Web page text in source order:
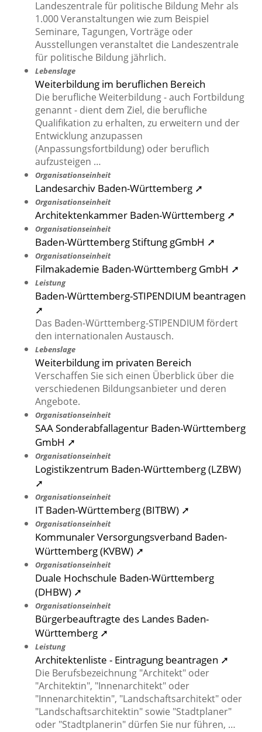
Landeszentrale für politische Bildung Mehr als
1.000 Veranstaltungen wie zum Beispiel
Seminare, Tagungen, Vorträge oder
Ausstellungen veranstaltet die Landeszentrale
für politische Bildung jährlich.
Lebenslage
Weiterbildung im beruflichen Bereich
Die berufliche Weiterbildung - auch Fortbildung
genannt - dient dem Ziel, die berufliche
Qualifikation zu erhalten, zu erweitern und der
Entwicklung anzupassen
(Anpassungsfortbildung) oder beruflich
aufzusteigen …
Organisationseinheit
Landesarchiv Baden-Württemberg ➚
Organisationseinheit
Architektenkammer Baden-Württemberg ➚
Organisationseinheit
Baden-Württemberg Stiftung gGmbH ➚
Organisationseinheit
Filmakademie Baden-Württemberg GmbH ➚
Leistung
Baden-Württemberg-STIPENDIUM beantragen
➚
Das Baden-Württemberg-STIPENDIUM fördert
den internationalen Austausch.
Lebenslage
Weiterbildung im privaten Bereich
Verschaffen Sie sich einen Überblick über die
verschiedenen Bildungsanbieter und deren
Angebote.
Organisationseinheit
SAA Sonderabfallagentur Baden-Württemberg
GmbH ➚
Organisationseinheit
Logistikzentrum Baden-Württemberg (LZBW)
➚
Organisationseinheit
IT Baden-Württemberg (BITBW) ➚
Organisationseinheit
Kommunaler Versorgungsverband Baden-
Württemberg (KVBW) ➚
Organisationseinheit
Duale Hochschule Baden-Württemberg
(DHBW) ➚
Organisationseinheit
Bürgerbeauftragte des Landes Baden-
Württemberg ➚
Leistung
Architektenliste - Eintragung beantragen ➚
Die Berufsbezeichnung "Architekt" oder
"Architektin", "Innenarchitekt" oder
"Innenarchitektin", "Landschaftsarchitekt" oder
"Landschaftsarchitektin" sowie "Stadtplaner"
oder "Stadtplanerin" dürfen Sie nur führen, …